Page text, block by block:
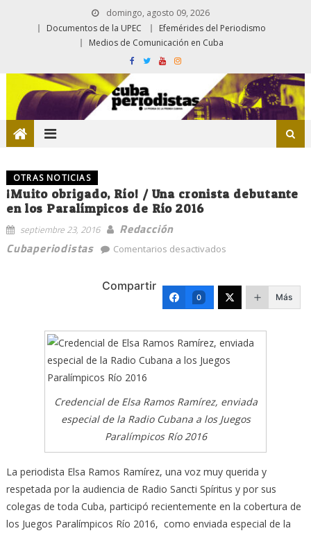
domingo, agosto 09, 2026
Documentos de la UPEC
Efemérides del Periodismo
Medios de Comunicación en Cuba
OTRAS NOTICIAS
¡Muito obrigado, Río! / Una cronista debutante
en los Paralímpicos de Río 2016
septiembre 23, 2016
Redacción
Cubaperiodistas
Comentarios desactivadosen
Río!
/
cronista
debutante
Paralímpicos
de
2016
Compartir
0 Más
Credencial de Elsa Ramos Ramírez, enviada
especial de la Radio Cubana a los Juegos
Paralímpicos Río 2016
La periodista Elsa Ramos Ramírez, una voz muy querida y
respetada por la audiencia de Radio Sancti Spíritus y por sus
colegas de toda Cuba, participó recientemente en la cobertura de
los Juegos Paralímpicos Río 2016, como enviada especial de la